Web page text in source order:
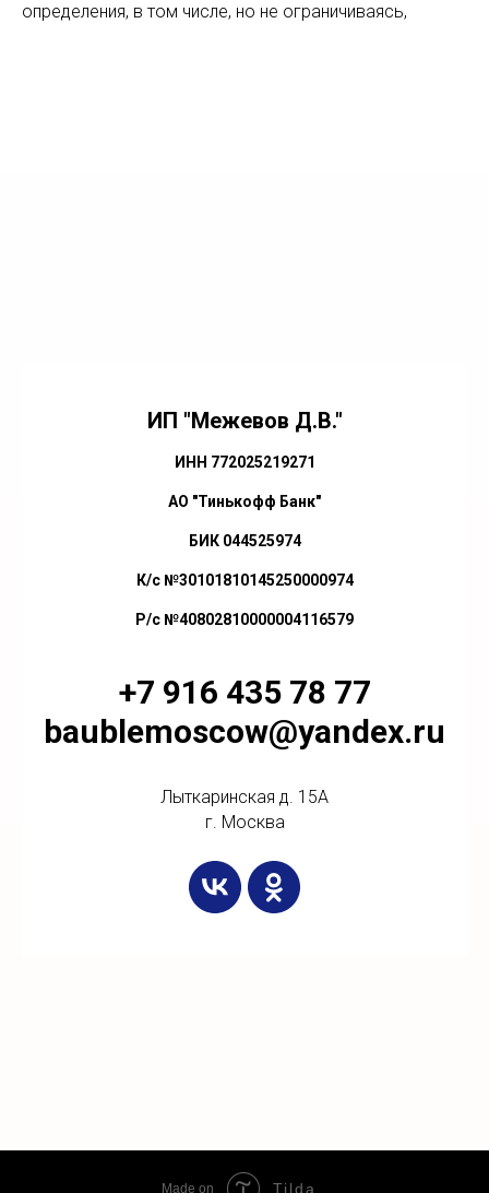
определения, в том числе, но не ограничиваясь,
ИП "Межевов Д.В."
ИНН 772025219271
АО "Тинькофф Банк"
БИК 044525974
К/с №30101810145250000974
Р/с №40802810000004116579
+7 916 435 78 77
baublemoscow@yandex.ru
Лыткаринская д. 15А
г. Москва
Made on Tilda